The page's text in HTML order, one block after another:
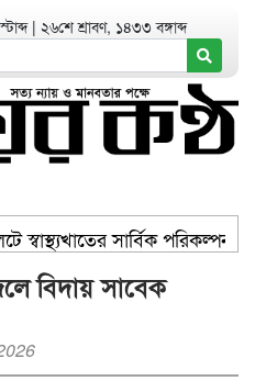
| ২৬শে শ্রাবণ, ১৪৩৩ বঙ্গাব্দ
স্বাস্থ্যখাতের সার্বিক পরিকল্পনা
এক হাজার গাছের চারা
বিদায় সাবেক